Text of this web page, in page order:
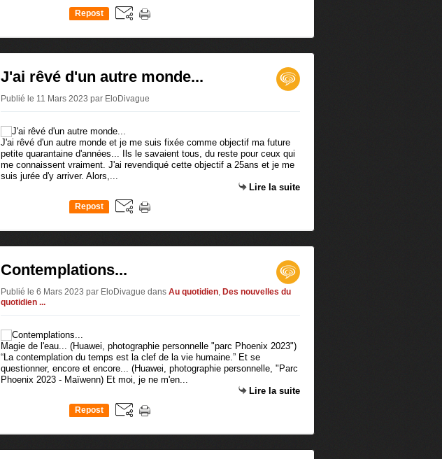
Repost
J'ai rêvé d'un autre monde...
Publié le 11 Mars 2023 par EloDivague
J'ai rêvé d'un autre monde et je me suis fixée comme objectif ma future
petite quarantaine d'années... Ils le savaient tous, du reste pour ceux qui
me connaissent vraiment. J'ai revendiqué cette objectif a 25ans et je me
suis jurée d'y arriver. Alors,...
Lire la suite
Repost
Contemplations...
Publié le 6 Mars 2023 par EloDivague dans Au quotidien, Des nouvelles du
quotidien ...
Magie de l'eau... (Huawei, photographie personnelle "parc Phoenix 2023")
“La contemplation du temps est la clef de la vie humaine.” Et se
questionner, encore et encore... (Huawei, photographie personnelle, "Parc
Phoenix 2023 - Maïwenn) Et moi, je ne m'en...
Lire la suite
Repost